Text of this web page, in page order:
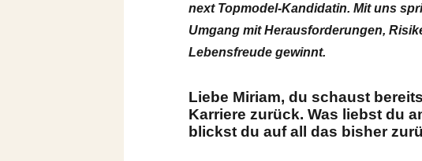
next Topmodel-Kandidatin. Mit uns
Umgang mit Herausforderungen,
Lebensfreude gewinnt.
Liebe Miriam, du schaust
Karriere zurück. Was liebst du
blickst du auf all das bisher